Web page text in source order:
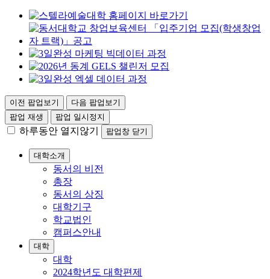
이전 팝업보기
다음 팝업보기
팝업 재생
팝업 일시정지
하루동안 열지않기 팝업창 닫기
대학소개
동서의 비전
총장
동서의 상징
대학기구
학교법인
캠퍼스안내
대학
대학
2024학년도 대학편제